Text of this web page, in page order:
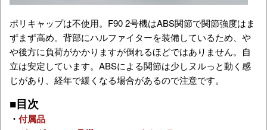
ポリキャップは不使用。F90 2号機はABS関節で関節強度はま
ずまず高め。背部にハルファイターを装備しているため、や
や後方に負荷がかかりますが倒れるほどではありません。自
立は安定しています。ABSによる関節は少しヌルっと動く感
じがあり、経年で緩くなる場合があるので注意です。
■目次
・ 付属品